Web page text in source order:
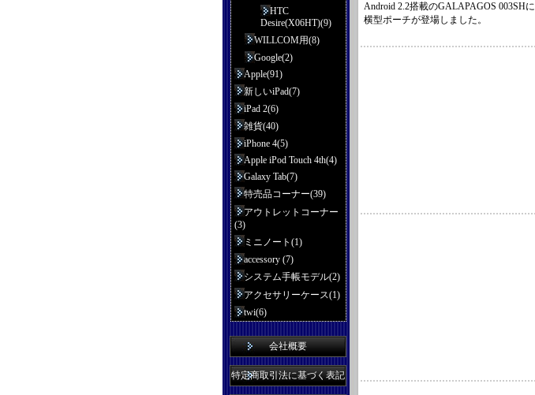
Android 2.2搭載のGALAPAGOS 003SHに
横型ポーチが登場しました。
HTC
Desire(X06HT)(9)
WILLCOM用(8)
Google(2)
Apple(91)
新しいiPad(7)
iPad 2(6)
雑貨(40)
iPhone 4(5)
Apple iPod Touch 4th(4)
Galaxy Tab(7)
特売品コーナー(39)
アウトレットコーナー
(3)
ミニノート(1)
accessory (7)
システム手帳モデル(2)
アクセサリーケース(1)
twi(6)
会社概要
特定商取引法に基づく表記